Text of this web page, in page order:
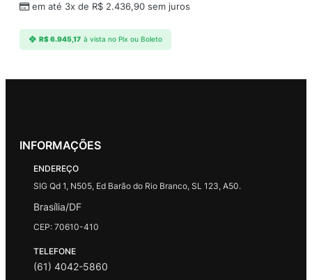
em até 3x de R$ 2.436,90 sem juros
R$6.945,17 à vista no Pix ou Boleto
INFORMAÇÕES
ENDEREÇO
SIG Qd 1, N505, Ed Barão do Rio Branco, SL 123, A50.
Brasília/DF
CEP: 70610-410
TELEFONE
(61) 4042-5860